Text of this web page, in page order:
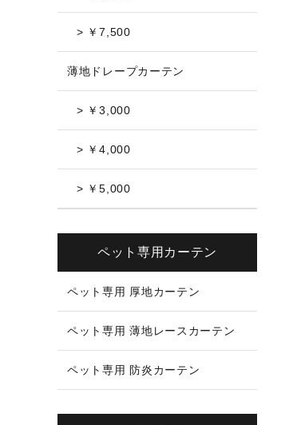
> ￥7,500
薄地ドレープカーテン
> ￥3,000
> ￥4,000
> ￥5,000
ペット専用カーテン
ペット専用 厚地カーテン
ペット専用 薄地レースカーテン
ペット専用 防炎カーテン